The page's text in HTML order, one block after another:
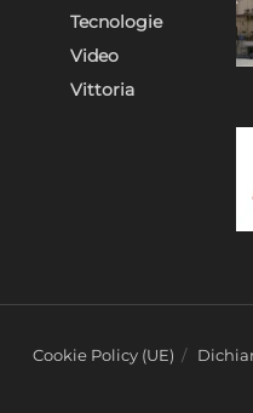
Tecnologie
Video
Vittoria
Cookie Policy (UE)